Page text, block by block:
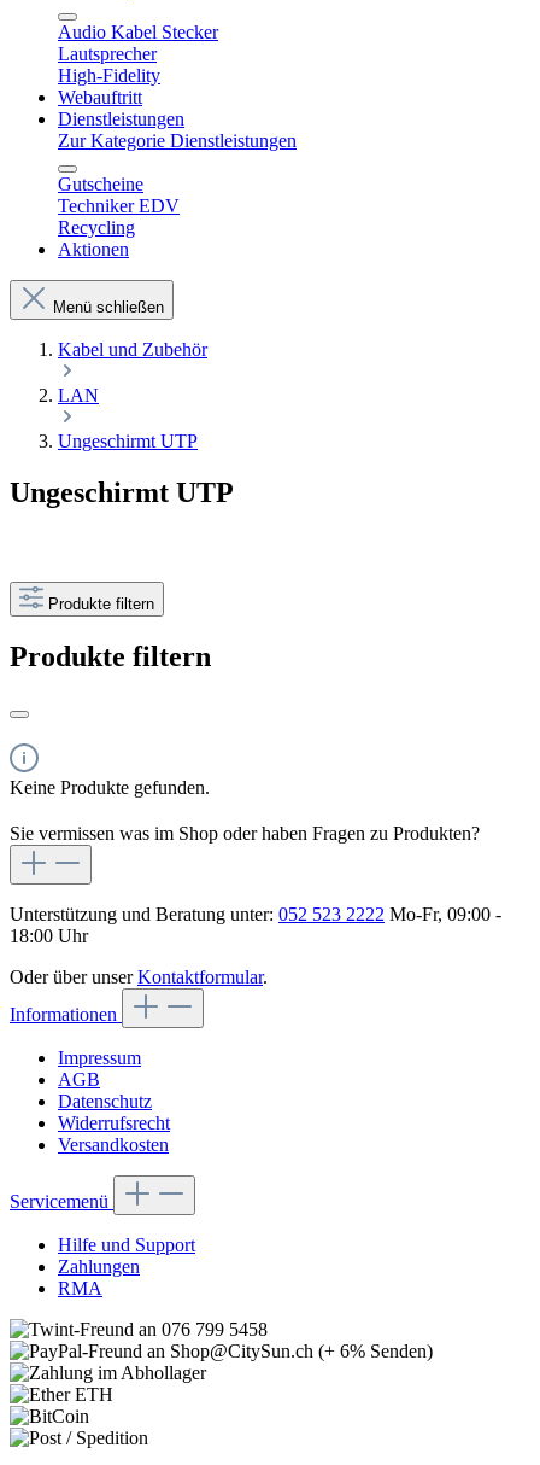
Audio Kabel Stecker
Lautsprecher
High-Fidelity
Webauftritt
Dienstleistungen
Zur Kategorie Dienstleistungen
Gutscheine
Techniker EDV
Recycling
Aktionen
Menü schließen
Kabel und Zubehör
LAN
Ungeschirmt UTP
Ungeschirmt UTP
Produkte filtern
Produkte filtern
Keine Produkte gefunden.
Sie vermissen was im Shop oder haben Fragen zu Produkten?
Unterstützung und Beratung unter: 052 523 2222 Mo-Fr, 09:00 -
18:00 Uhr
Oder über unserKontaktformular.
Informationen
Impressum
AGB
Datenschutz
Widerrufsrecht
Versandkosten
Servicemenü
Hilfe und Support
Zahlungen
RMA